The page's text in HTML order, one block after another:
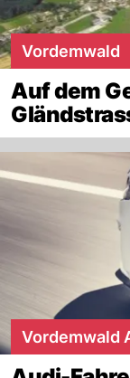
Vordemwald
Auf dem
Vordemwald